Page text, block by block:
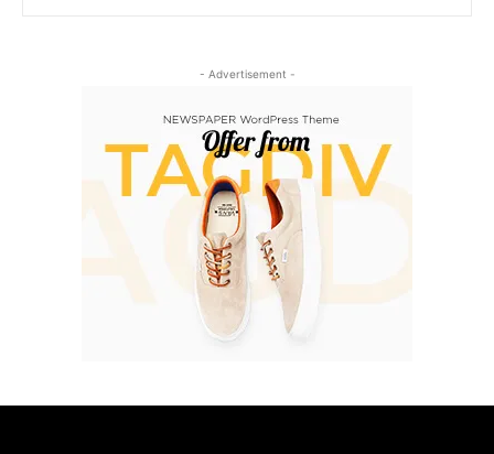
- Advertisement -